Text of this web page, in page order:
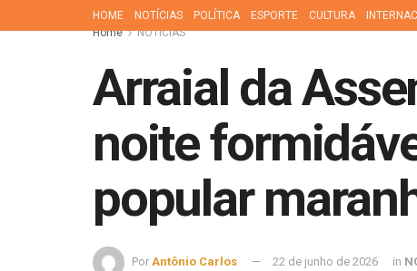
HOME NOTÍCIAS POLÍTICA ESPORTE CULTURA
Home
NOTÍCIAS
Arraial da
noite
popular
Por Antônio Carlos 22 de junho de 2026 in